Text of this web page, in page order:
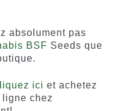
absolument pas
BSF Seeds que
ici et achetez
chez